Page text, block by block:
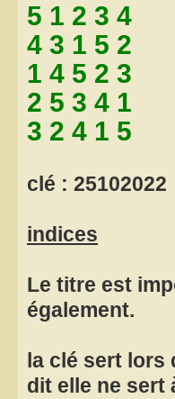
5 1 2 3 4
4 3 1 5 2
1 4 5 2 3
2 5 3 4 1
3 2 4 1 5
clé : 25102022
indices
Le titre est
également.
la clé sert lors
dit elle ne sert